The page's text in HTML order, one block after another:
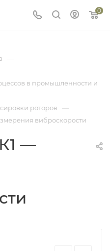
0
—
в промышленности и
роторов —
виброскорости
—